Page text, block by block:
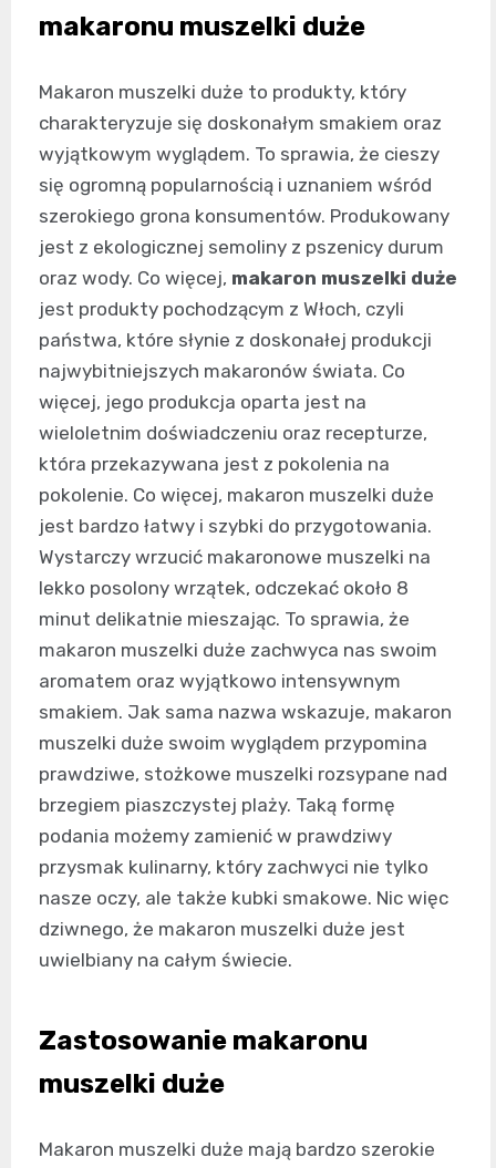
makaronu muszelki duże
Makaron muszelki duże to produkty, który
charakteryzuje się doskonałym smakiem oraz
wyjątkowym wyglądem. To sprawia, że cieszy
się ogromną popularnością i uznaniem wśród
szerokiego grona konsumentów. Produkowany
jest z ekologicznej semoliny z pszenicy durum
oraz wody. Co więcej, makaron muszelki duże
jest produkty pochodzącym z Włoch, czyli
państwa, które słynie z doskonałej produkcji
najwybitniejszych makaronów świata. Co
więcej, jego produkcja oparta jest na
wieloletnim doświadczeniu oraz recepturze,
która przekazywana jest z pokolenia na
pokolenie. Co więcej, makaron muszelki duże
jest bardzo łatwy i szybki do przygotowania.
Wystarczy wrzucić makaronowe muszelki na
lekko posolony wrzątek, odczekać około 8
minut delikatnie mieszając. To sprawia, że
makaron muszelki duże zachwyca nas swoim
aromatem oraz wyjątkowo intensywnym
smakiem. Jak sama nazwa wskazuje, makaron
muszelki duże swoim wyglądem przypomina
prawdziwe, stożkowe muszelki rozsypane nad
brzegiem piaszczystej plaży. Taką formę
podania możemy zamienić w prawdziwy
przysmak kulinarny, który zachwyci nie tylko
nasze oczy, ale także kubki smakowe. Nic więc
dziwnego, że makaron muszelki duże jest
uwielbiany na całym świecie.
Zastosowanie makaronu
muszelki duże
Makaron muszelki duże mają bardzo szerokie